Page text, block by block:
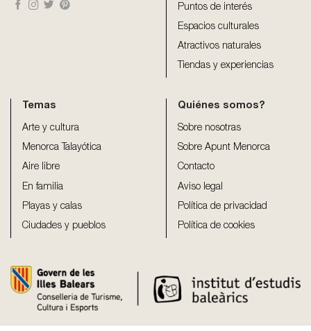
Puntos de interés
Espacios culturales
Atractivos naturales
Tiendas y experiencias
Temas
Arte y cultura
Menorca Talayótica
Aire libre
En familia
Playas y calas
Ciudades y pueblos
Quiénes somos?
Sobre nosotras
Sobre Apunt Menorca
Contacto
Aviso legal
Política de privacidad
Política de cookies